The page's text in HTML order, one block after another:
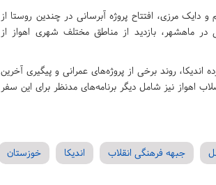
و دایک مرزی، افتتاح پروژه آبرسانی در چندین روستا از
در ماهشهر، بازدید از مناطق مختلف شهری اهواز از
اندیکا، روند برخی از پروژه‌های عمرانی و پیگیری آخرین
نیز شامل دیگر برنامه‌های مدنظر برای این سفر
جبهه فرهنگی انقلاب اندیکا خوزستان